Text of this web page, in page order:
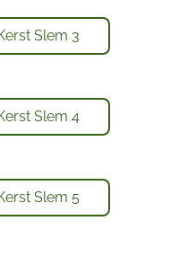
Slem 3
Slem 4
Slem 5